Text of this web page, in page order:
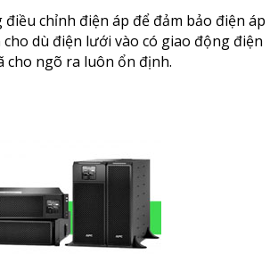
chỉnh điện áp để đảm bảo điện áp
dù điện lưới vào có giao động điện
cho ngõ ra luôn ổn định.